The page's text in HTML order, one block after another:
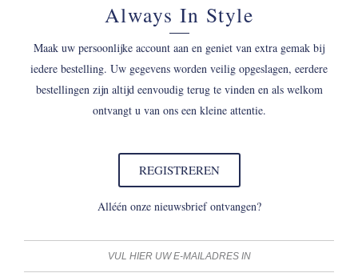
Always In Style
Maak uw persoonlijke account aan en geniet van extra gemak bij
iedere bestelling. Uw gegevens worden veilig opgeslagen, eerdere
bestellingen zijn altijd eenvoudig terug te vinden en als welkom
ontvangt u van ons een kleine attentie.
REGISTREREN
Alléén onze nieuwsbrief ontvangen?